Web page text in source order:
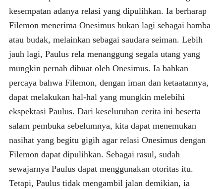
kesempatan adanya relasi yang dipulihkan. Ia berharap
Filemon menerima Onesimus bukan lagi sebagai hamba
atau budak, melainkan sebagai saudara seiman. Lebih
jauh lagi, Paulus rela menanggung segala utang yang
mungkin pernah dibuat oleh Onesimus. Ia bahkan
percaya bahwa Filemon, dengan iman dan ketaatannya,
dapat melakukan hal-hal yang mungkin melebihi
ekspektasi Paulus. Dari keseluruhan cerita ini beserta
salam pembuka sebelumnya, kita dapat menemukan
nasihat yang begitu gigih agar relasi Onesimus dengan
Filemon dapat dipulihkan. Sebagai rasul, sudah
sewajarnya Paulus dapat menggunakan otoritas itu.
Tetapi, Paulus tidak mengambil jalan demikian, ia